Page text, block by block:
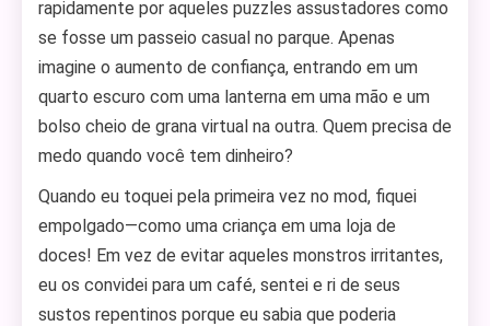
rapidamente por aqueles puzzles assustadores como
se fosse um passeio casual no parque. Apenas
imagine o aumento de confiança, entrando em um
quarto escuro com uma lanterna em uma mão e um
bolso cheio de grana virtual na outra. Quem precisa de
medo quando você tem dinheiro?
Quando eu toquei pela primeira vez no mod, fiquei
empolgado—como uma criança em uma loja de
doces! Em vez de evitar aqueles monstros irritantes,
eu os convidei para um café, sentei e ri de seus
sustos repentinos porque eu sabia que poderia